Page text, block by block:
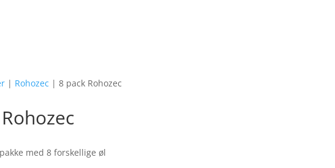
| Rohozec | 8 pack Rohozec
med 8 forskellige øl